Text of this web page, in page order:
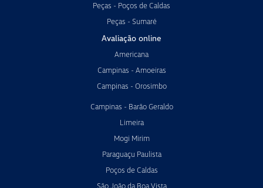
Peças - Poços de Caldas
Peças - Sumaré
Avaliação online
Americana
Campinas - Amoeiras
Campinas - Orosimbo
Campinas - Barão Geraldo
Limeira
Mogi Mirim
Paraguaçu Paulista
Poços de Caldas
São João da Boa Vista